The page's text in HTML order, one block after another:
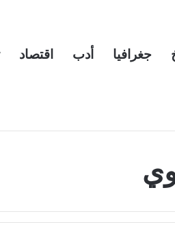
جغرافيا أدب اقتصاد